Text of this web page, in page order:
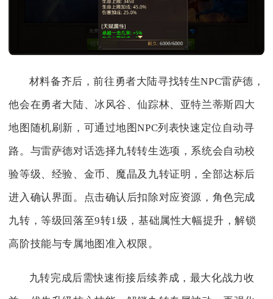
材料备齐后，前往勇者大陆寻找转生NPC雷萨德，
他会在勇者大陆、冰风谷、仙踪林、亚特兰蒂斯四大
地图随机刷新，可通过地图NPC列表快速定位自动寻
路。与雷萨德对话选择九转转生选项，系统会自动校
验等级、经验、金币、魔晶及九转证明，全部达标后
进入确认界面。点击确认后扣除对应资源，角色完成
九转，等级回落至9转1级，基础属性大幅提升，解锁
高阶技能与专属地图准入权限。
九转完成后需快速衔接后续养成，最大化战力收